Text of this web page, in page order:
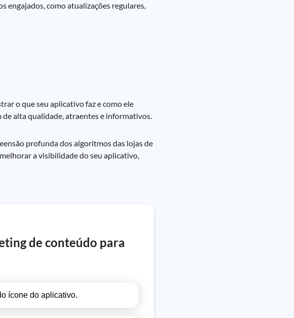
engajados, como atualizações regulares,
o que seu aplicativo faz e como ele
de alta qualidade, atraentes e informativos.
profunda dos algoritmos das lojas de
a visibilidade do seu aplicativo,
de conteúdo para
ícone do aplicativo.